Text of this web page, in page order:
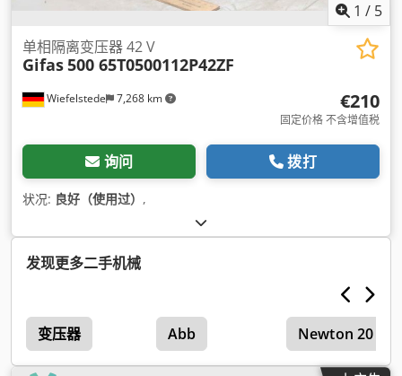
1 / 5
Wiefelstede 7,268 km
单相隔离变压器 42 V
Gifas500 65T0500112P42ZF
€210
固定价格 不含增值税
询问 拨打
状况: 良好（使用过） ,
发现更多二手机械
变压器 Abb Newton 20